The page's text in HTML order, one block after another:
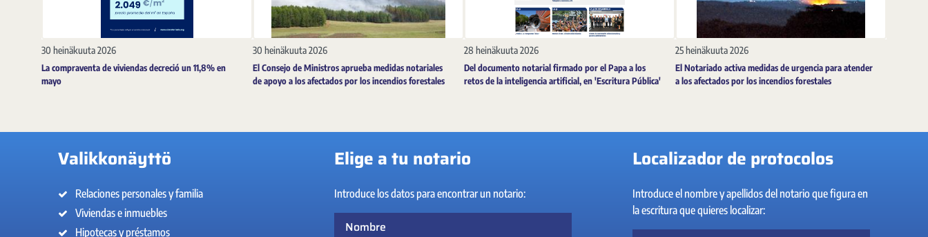
30 heinäkuuta 2026
La compraventa de viviendas decreció un 11,8% en
mayo
30 heinäkuuta 2026
El Consejo de Ministros aprueba medidas notariales
de apoyo a los afectados por los incendios forestales
28 heinäkuuta 2026
Del documento notarial firmado por el Papa a los
retos de la inteligencia artificial, en 'Escritura Pública'
25 heinäkuuta 2026
El Notariado activa medidas de urgencia para atender
a los afectados por los incendios forestales
Valikkonäyttö
Relaciones personales y familia
Viviendas e inmuebles
Hipotecas y préstamos
Elige a tu notario
Introduce los datos para encontrar un notario:
Localizador de protocolos
Introduce el nombre y apellidos del notario que figura en
la escritura que quieres localizar: